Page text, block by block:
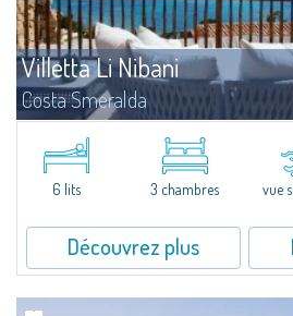
Villetta Li Nibani
Costa Smeralda
​A few steps from the Bay of Piccolo Pevero,
quiet condo with breathtaking views of the
strategic position to reach the beach in a few
6 lits 3 chambres vue
Découvrez plus